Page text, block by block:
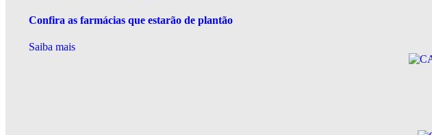
Confira as farmácias que estarão de plantão
Saiba mais